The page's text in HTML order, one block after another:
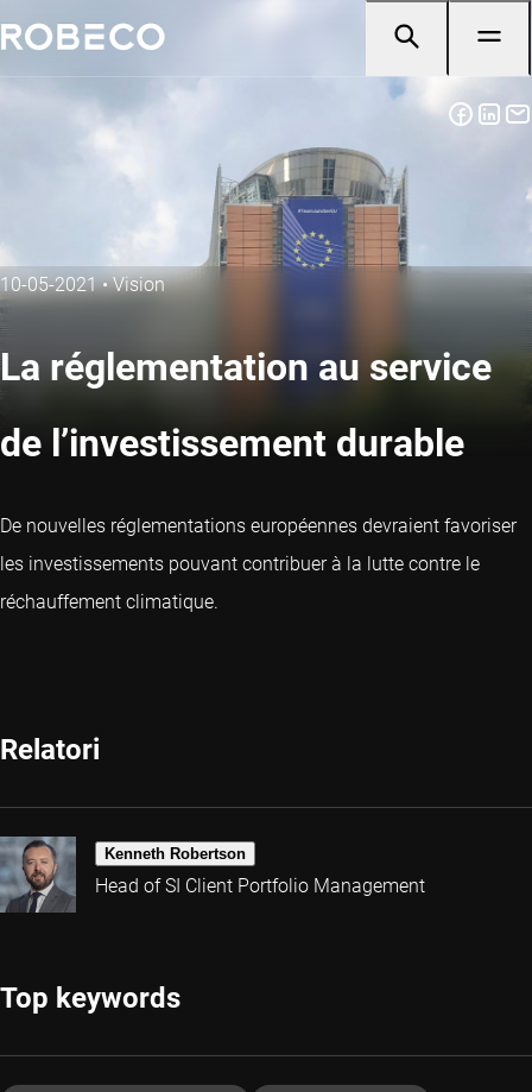
10-05-2021•Vision
La réglementation au service
de l’investissement durable
De nouvelles réglementations européennes devraient favoriser
les investissements pouvant contribuer à la lutte contre le
réchauffement climatique.
Relatori
Kenneth Robertson
Head of SI Client Portfolio Management
Top keywords